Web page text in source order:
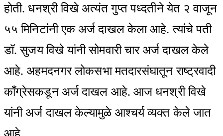
होती. धनश्री विखे अत्यंत गुप्त पध्दतीने येत २ वाजून
५५ मिनिटांनी एक अर्ज दाखल केला आहे. त्यांचे पती
डॉ. सुजय विखे यांनी सोमवारी चार अर्ज दाखल केले
आहे. अहमदनगर लोकसभा मतदारसंघातून राष्ट्रवादी
काँग्रेसकडून अर्ज दाखल आहे. आज धनश्री विखे
यांनी अर्ज दाखल केल्यामुळे आश्चर्य व्यक्त केले जात
आहे.